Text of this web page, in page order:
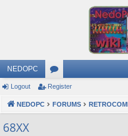
NEDOPC
or
u
Logout Register
NEDOPC FORUMS
68XX